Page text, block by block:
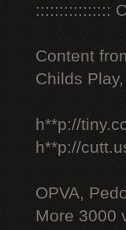
::::::::::::::::
Content
Childs
h**p://
h**p://
OPVA,
More 3000